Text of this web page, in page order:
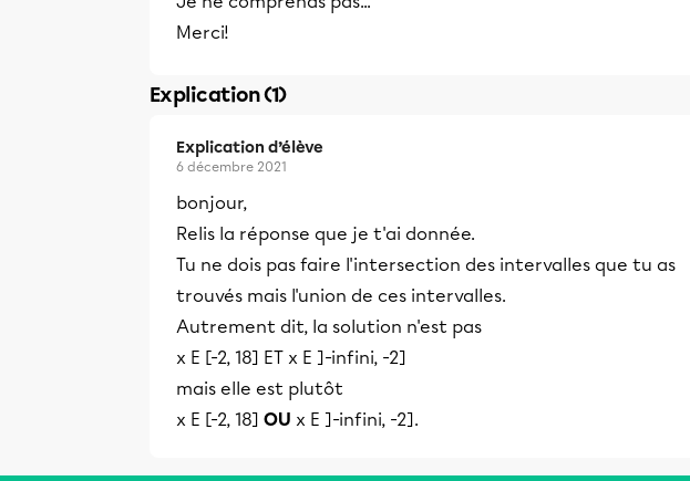
Merci!
Explication (1)
Explication d’élève
6 décembre 2021
bonjour,
Relis la réponse que je t'ai donnée.
Tu ne dois pas faire l'intersection des intervalles que tu as
trouvés mais l'union de ces intervalles.
Autrement dit, la solution n'est pas
x E [-2, 18] ET x E ]-infini, -2]
mais elle est plutôt
x E [-2, 18] OU x E ]-infini, -2].